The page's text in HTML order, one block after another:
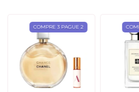
COMPRE 3 PAGUE 2